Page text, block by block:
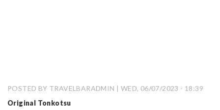
POSTED BY TRAVELBARADMIN | WED, 06/07/2023 - 18:39
Original Tonkotsu